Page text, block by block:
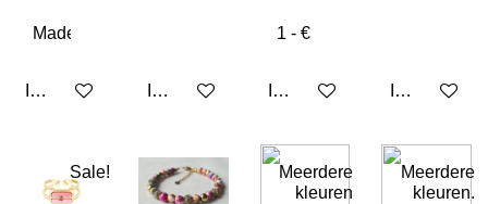
In winkelwagen In winkelwagen In winkelwagen In
Sale!
Meerdere
kleuren
Meerdere
kleuren.